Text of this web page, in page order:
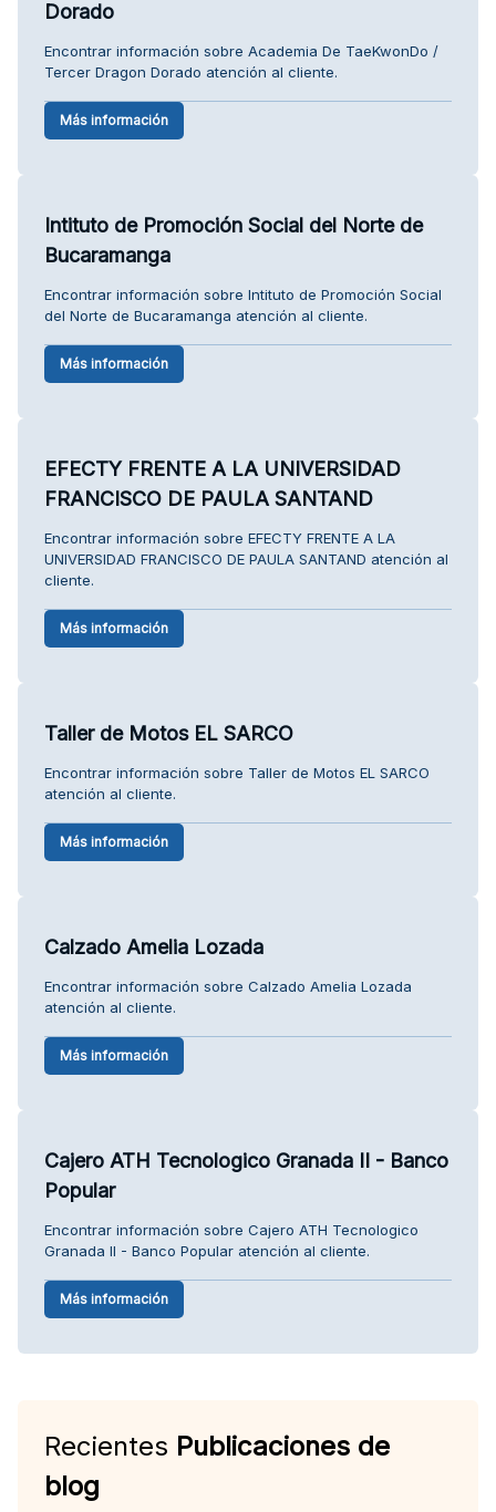
Dorado
Encontrar información sobre Academia De TaeKwonDo /
Tercer Dragon Dorado atención al cliente.
Más información
Intituto de Promoción Social del Norte de
Bucaramanga
Encontrar información sobre Intituto de Promoción Social
del Norte de Bucaramanga atención al cliente.
Más información
EFECTY FRENTE A LA UNIVERSIDAD
FRANCISCO DE PAULA SANTAND
Encontrar información sobre EFECTY FRENTE A LA
UNIVERSIDAD FRANCISCO DE PAULA SANTAND atención al
cliente.
Más información
Taller de Motos EL SARCO
Encontrar información sobre Taller de Motos EL SARCO
atención al cliente.
Más información
Calzado Amelia Lozada
Encontrar información sobre Calzado Amelia Lozada
atención al cliente.
Más información
Cajero ATH Tecnologico Granada II - Banco
Popular
Encontrar información sobre Cajero ATH Tecnologico
Granada II - Banco Popular atención al cliente.
Más información
Recientes Publicaciones de
blog